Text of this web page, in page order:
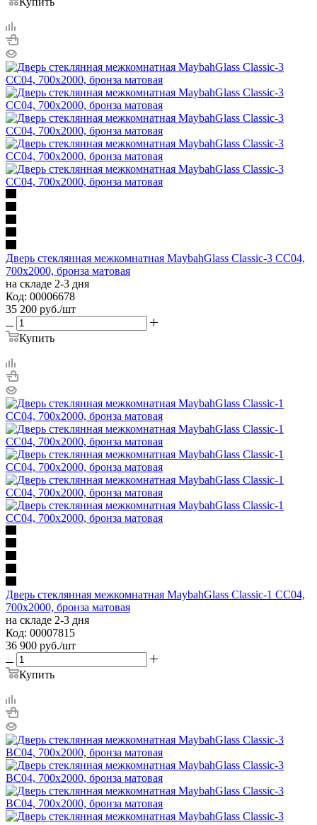
Дверь стеклянная межкомнатная MaybahGlass Classic-3 CC04,
700х2000, бронза матовая
на складе 2-3 дня
Код: 00006678
35 200 руб./шт
Купить
Дверь стеклянная межкомнатная MaybahGlass Classic-1 CC04,
700х2000, бронза матовая
на складе 2-3 дня
Код: 00007815
36 900 руб./шт
Купить